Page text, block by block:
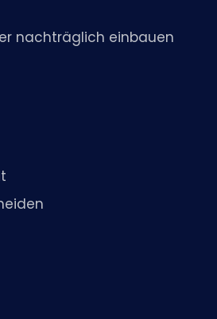
nachträglich einbauen